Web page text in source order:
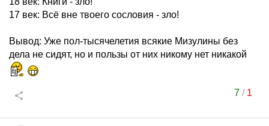
17 век: Всё вне твоего сословия - зло!
Вывод: Уже пол-тысячелетия всякие Мизулины без
дела не сидят, но и пользы от них никому нет никакой
7/ 1